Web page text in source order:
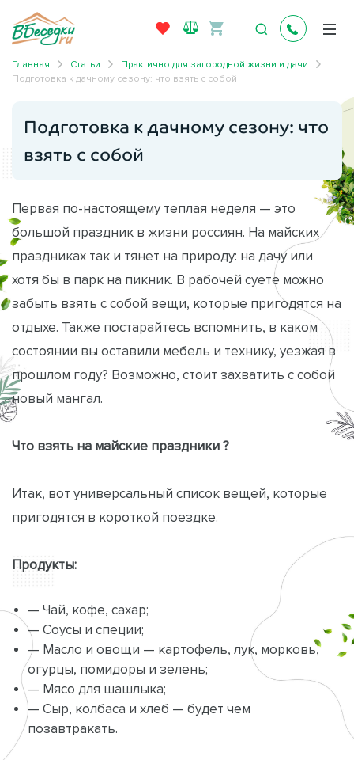
Главная Статьи
Практично для загородной жизни и дачи
Подготовка к дачному сезону: что взять с собой
Подготовка к дачному сезону: что
взять с собой
Первая по-настоящему теплая неделя — это
большой праздник в жизни россиян. На майских
праздниках так и тянет на природу: на дачу или
хотя бы в парк на пикник. В рабочей суете можно
забыть взять с собой вещи, которые пригодятся на
отдыхе. Также постарайтесь вспомнить, в каком
состоянии вы оставили мебель и технику, уезжая в
прошлом году? Возможно, стоит захватить с собой
новый мангал.
Что взять на майские праздники ?
Итак, вот универсальный список вещей, которые
пригодятся в короткой поездке.
Продукты:
— Чай, кофе, сахар;
— Соусы и специи;
— Масло и овощи — картофель, лук, морковь,
огурцы, помидоры и зелень;
— Мясо для шашлыка;
— Сыр, колбаса и хлеб — будет чем
позавтракать.